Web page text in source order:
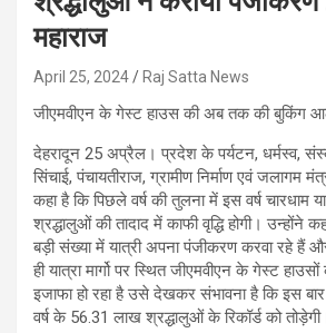
महाराज
April 25, 2024 Raj Satta News
जीएमवीएन के गेस्ट हाउस की अब तक की बुकिंग
देहरादून 25 अप्रैल। प्रदेश के पर्यटन, धर्मस्व,
सिंचाई, पंचायतीराज, ग्रामीण निर्माण एवं जलागम
कहा है कि पिछले वर्ष की तुलना में इस वर्ष चारधाम
श्रद्धालुओं की तादाद में काफी वृद्धि होगी। उन्होंने
बड़ी संख्या में यात्री अपना पंजीकरण करवा रहे हैं
ही यात्रा मार्गो पर स्थित जीएमवीएन के गेस्ट
इजाफा हो रहा है उसे देखकर संभावना है कि इस बार
वर्ष के 56.31 लाख श्रद्धालुओं के रिकॉर्ड को